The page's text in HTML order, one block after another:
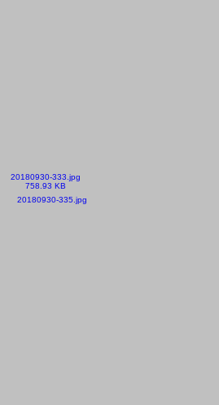
20180930-333.jpg
758.93 KB